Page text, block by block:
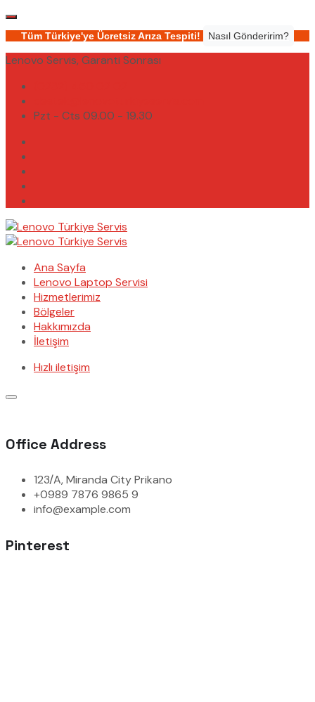
Tüm Türkiye'ye Ücretsiz Arıza Tespiti! Nasıl Gönderirim?
Lenovo Servis, Garanti Sonrası
Pzt - Cts 09.00 - 19.30
Ana Sayfa
Lenovo Laptop Servisi
Hizmetlerimiz
Bölgeler
Hakkımızda
İletişim
Hızlı iletişim
Office Address
123/A, Miranda City Prikano
+0989 7876 9865 9
info@example.com
Pinterest